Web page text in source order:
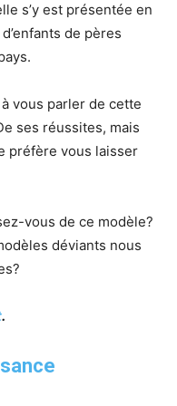
s’y est présentée en
de pères
vous parler de cette
ses réussites, mais
préfère vous laisser
vous de ce modèle?
déviants nous
.